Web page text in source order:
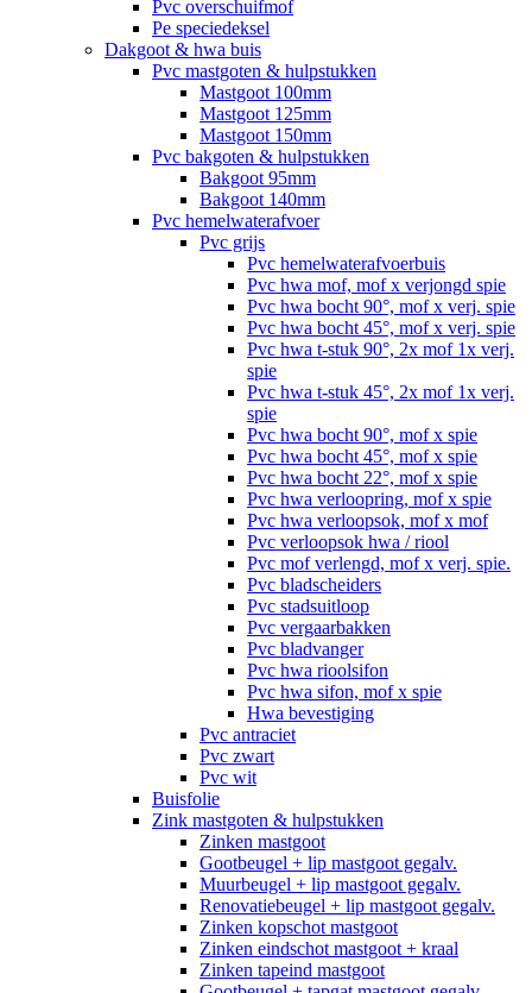
Pvc overschuifmof
Pe speciedeksel
Dakgoot & hwa buis
Pvc mastgoten & hulpstukken
Mastgoot 100mm
Mastgoot 125mm
Mastgoot 150mm
Pvc bakgoten & hulpstukken
Bakgoot 95mm
Bakgoot 140mm
Pvc hemelwaterafvoer
Pvc grijs
Pvc hemelwaterafvoerbuis
Pvc hwa mof, mof x verjongd spie
Pvc hwa bocht 90°, mof x verj. spie
Pvc hwa bocht 45°, mof x verj. spie
Pvc hwa t-stuk 90°, 2x mof 1x verj.
spie
Pvc hwa t-stuk 45°, 2x mof 1x verj.
spie
Pvc hwa bocht 90°, mof x spie
Pvc hwa bocht 45°, mof x spie
Pvc hwa bocht 22°, mof x spie
Pvc hwa verloopring, mof x spie
Pvc hwa verloopsok, mof x mof
Pvc verloopsok hwa / riool
Pvc mof verlengd, mof x verj. spie.
Pvc bladscheiders
Pvc stadsuitloop
Pvc vergaarbakken
Pvc bladvanger
Pvc hwa rioolsifon
Pvc hwa sifon, mof x spie
Hwa bevestiging
Pvc antraciet
Pvc zwart
Pvc wit
Buisfolie
Zink mastgoten & hulpstukken
Zinken mastgoot
Gootbeugel + lip mastgoot gegalv.
Muurbeugel + lip mastgoot gegalv.
Renovatiebeugel + lip mastgoot gegalv.
Zinken kopschot mastgoot
Zinken eindschot mastgoot + kraal
Zinken tapeind mastgoot